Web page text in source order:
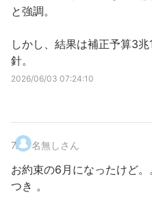
と強調。
しかし、結果は補正予算3
針。
2026/06/03 07:24:10
7. 名無しさん
お約束の6月になったけど
つき 。